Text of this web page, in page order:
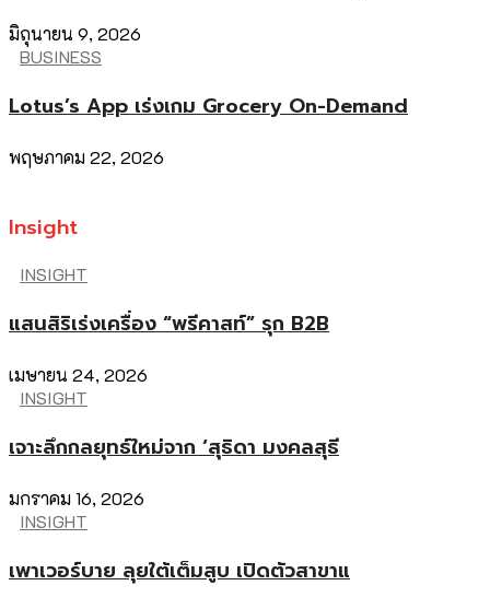
มิถุนายน 9, 2026
BUSINESS
Lotus’s App เร่งเกม Grocery On-Demand
พฤษภาคม 22, 2026
Insight
INSIGHT
แสนสิริเร่งเครื่อง “พรีคาสท์” รุก B2B
เมษายน 24, 2026
INSIGHT
เจาะลึกกลยุทธ์ใหม่จาก ‘สุธิดา มงคลสุธี
มกราคม 16, 2026
INSIGHT
เพาเวอร์บาย ลุยใต้เต็มสูบ เปิดตัวสาขาแ